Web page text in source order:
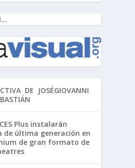
DE JOSÉGIOVANNI
Plus instalarán
de última generación en
de gran formato de